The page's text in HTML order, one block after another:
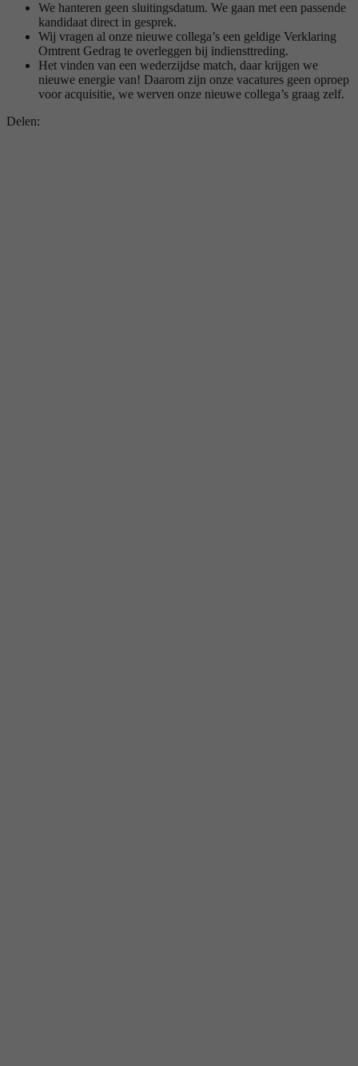
We hanteren geen sluitingsdatum. We gaan met een passende
kandidaat direct in gesprek.
Wij vragen al onze nieuwe collega’s een geldige Verklaring
Omtrent Gedrag te overleggen bij indiensttreding.
Het vinden van een wederzijdse match, daar krijgen we
nieuwe energie van! Daarom zijn onze vacatures geen oproep
voor acquisitie, we werven onze nieuwe collega’s graag zelf.
Delen: